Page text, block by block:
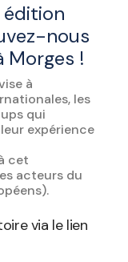
édition
nous
Morges !
à
les
qui
expérience
cet
acteurs du
via le lien